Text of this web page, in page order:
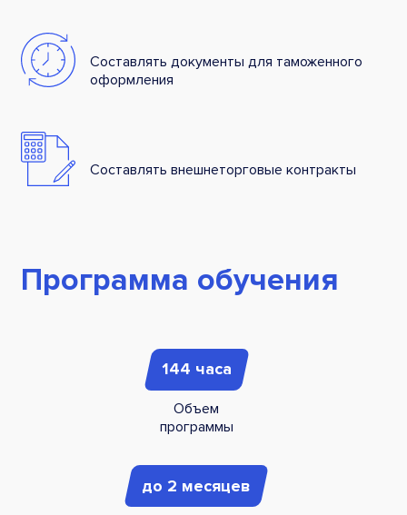
Составлять документы для таможенного
оформления
Составлять внешнеторговые контракты
Программа обучения
144 часа
Объем
программы
до 2 месяцев